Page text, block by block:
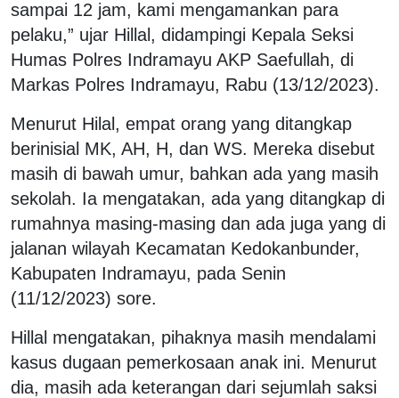
sampai 12 jam, kami mengamankan para
pelaku,” ujar Hillal, didampingi Kepala Seksi
Humas Polres Indramayu AKP Saefullah, di
Markas Polres Indramayu, Rabu (13/12/2023).
Menurut Hilal, empat orang yang ditangkap
berinisial MK, AH, H, dan WS. Mereka disebut
masih di bawah umur, bahkan ada yang masih
sekolah. Ia mengatakan, ada yang ditangkap di
rumahnya masing-masing dan ada juga yang di
jalanan wilayah Kecamatan Kedokanbunder,
Kabupaten Indramayu, pada Senin
(11/12/2023) sore.
Hillal mengatakan, pihaknya masih mendalami
kasus dugaan pemerkosaan anak ini. Menurut
dia, masih ada keterangan dari sejumlah saksi